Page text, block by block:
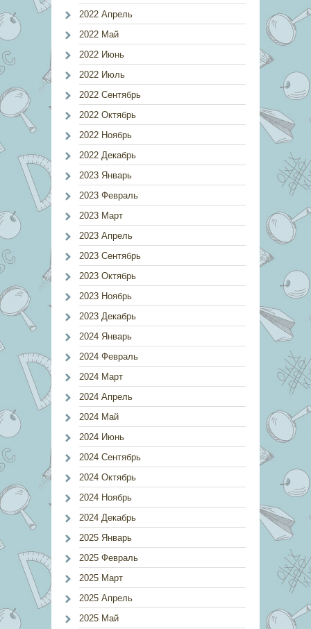
2022 Апрель
2022 Май
2022 Июнь
2022 Июль
2022 Сентябрь
2022 Октябрь
2022 Ноябрь
2022 Декабрь
2023 Январь
2023 Февраль
2023 Март
2023 Апрель
2023 Сентябрь
2023 Октябрь
2023 Ноябрь
2023 Декабрь
2024 Январь
2024 Февраль
2024 Март
2024 Апрель
2024 Май
2024 Июнь
2024 Сентябрь
2024 Октябрь
2024 Ноябрь
2024 Декабрь
2025 Январь
2025 Февраль
2025 Март
2025 Апрель
2025 Май